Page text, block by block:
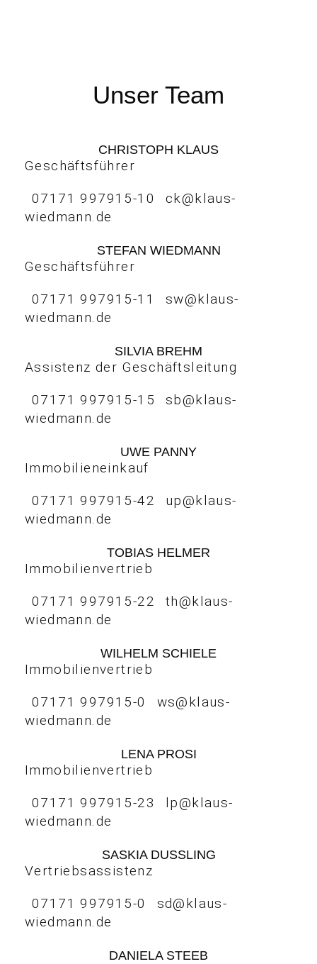
Unser Team
CHRISTOPH KLAUS
Geschäftsführer
07171 997915-10
ck@klaus-
wiedmann.de
STEFAN WIEDMANN
Geschäftsführer
07171 997915-11
sw@klaus-
wiedmann.de
SILVIA BREHM
Assistenz der Geschäftsleitung
07171 997915-15
sb@klaus-
wiedmann.de
UWE PANNY
Immobilieneinkauf
07171 997915-42
up@klaus-
wiedmann.de
TOBIAS HELMER
Immobilienvertrieb
07171 997915-22
th@klaus-
wiedmann.de
WILHELM SCHIELE
Immobilienvertrieb
07171 997915-0
ws@klaus-
wiedmann.de
LENA PROSI
Immobilienvertrieb
07171 997915-23
lp@klaus-
wiedmann.de
SASKIA DUSSLING
Vertriebsassistenz
07171 997915-0
sd@klaus-
wiedmann.de
DANIELA STEEB